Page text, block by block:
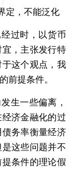
定，不能泛化
过时，以货币
，主张发行特
这个观点，我
前提条件。
生一些偏离，
济金融化的过
务率衡量经济
这些问题并不
条件的理论假